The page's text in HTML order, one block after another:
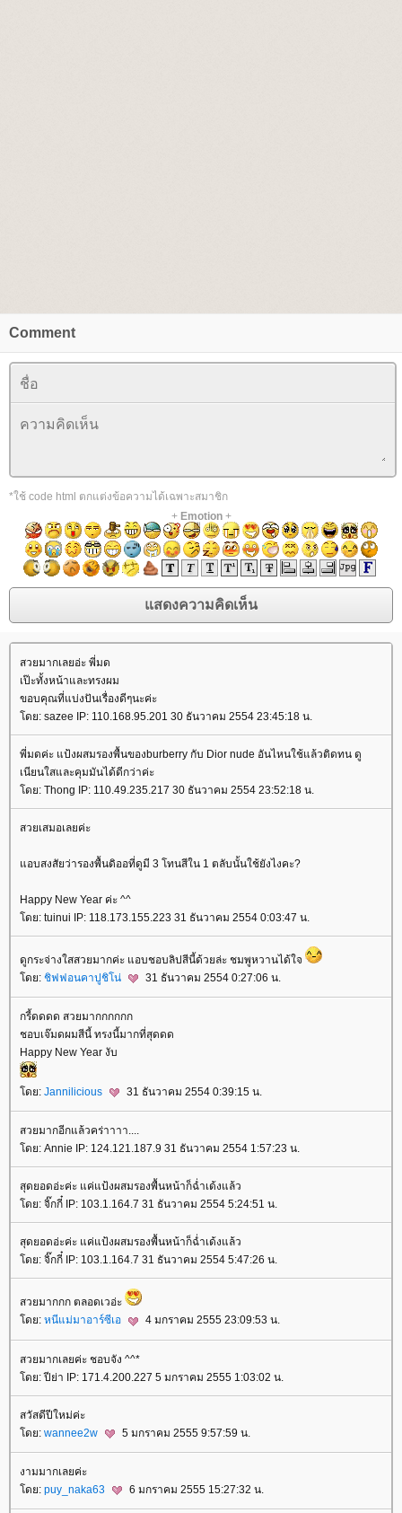
Comment
*ใช้ code html ตกแต่งข้อความได้เฉพาะสมาชิก
+ Emotion+
สวยมากเลยอ่ะ พี่มด
เป๊ะทั้งหน้าและทรงผม
ขอบคุณที่แบ่งปันเรื่องดีๆนะค่ะ
ดย: sazee IP: 110.168.95.201 30 ธันวาคม 2554 23:45:18 น.
พี่มดค่ะ แป้งผสมรองพื้นของburberry กับ Dior nude อันไหนใช้แล้วติดทน ดู
เนียนใสและคุมมันได้ดีกว่าค่ะ
ดย: Thong IP: 110.49.235.217 30 ธันวาคม 2554 23:52:18 น.
สวยเสมอเลยค่ะ
อบสงสัยว่ารองพื้นดิออที่ดูมี 3 โทนสีใน 1 ตลับนั้นใช้ยังไงคะ?
Happy New Year ค่ะ ^^
ดย: tuinui IP: 118.173.155.223 31 ธันวาคม 2554 0:03:47 น.
ดูกระจ่างใสสวยมากค่ะ แอบชอบลิปสีนี้ด้วยล่ะ ชมพูหวานได้ใจ
ดย: ชิฟฟอนคาปูชิโน่ 31 ธันวาคม 2554 0:27:06 น.
กรี้ดดดด สวยมากกกกกก
ชอบเจ๊มดผมสีนี้ ทรงนี้มากที่สุดดด
Happy New Year งับ
ดย: Jannilicious 31 ธันวาคม 2554 0:39:15 น.
สวยมากอีกแล้วคร่าาาา....
ดย: Annie IP: 124.121.187.9 31 ธันวาคม 2554 1:57:23 น.
สุดยอดอ่ะค่ะ แค่แป้งผสมรองพื้นหน้าก็ฉ่ำเด้งแล้ว
ดย: จิ๊กกี๋ IP: 103.1.164.7 31 ธันวาคม 2554 5:24:51 น.
สุดยอดอ่ะค่ะ แค่แป้งผสมรองพื้นหน้าก็ฉ่ำเด้งแล้ว
ดย: จิ๊กกี๋ IP: 103.1.164.7 31 ธันวาคม 2554 5:47:26 น.
สวยมากกก ตลอดเวอ่ะ
ดย: หนีแม่มาอาร์ซีเอ 4 มกราคม 2555 23:09:53 น.
สวยมากเลยค่ะ ชอบจัง ^^*
ดย: ปีย่า IP: 171.4.200.227 5 มกราคม 2555 1:03:02 น.
สวัสดีปีใหม่ค่ะ
ดย: wannee2w 5 มกราคม 2555 9:57:59 น.
งามมากเลยค่ะ
ดย: puy_naka63 6 มกราคม 2555 15:27:32 น.